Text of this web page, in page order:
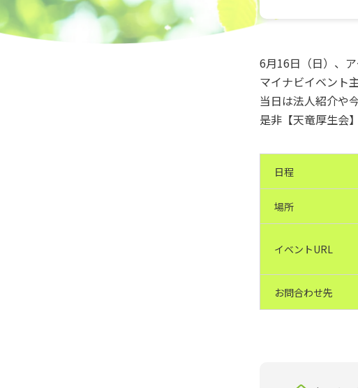
ョ
ン
ン
へ
6月16日（日）、
マイナビイベント
当日は法人紹介や
是非【天竜厚生会
日程
場所
イベントURL
お問合わせ先